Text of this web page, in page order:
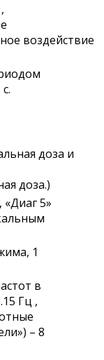
воздействие
доза и
доза.)
«Диаг 5»
1
в
Гц ,
– 8